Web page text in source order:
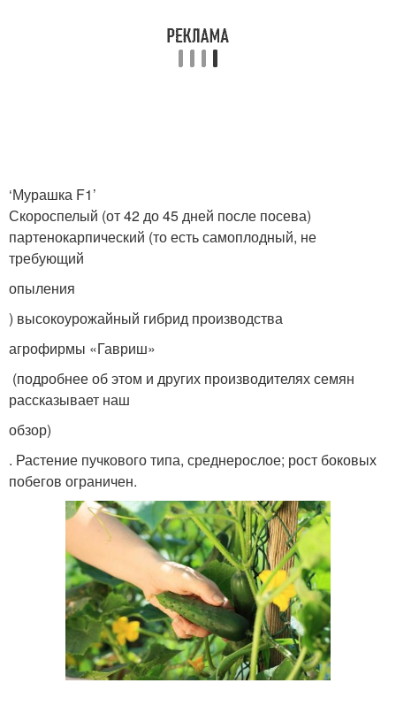
‘Мурашка F1’
Скороспелый (от 42 до 45 дней после посева)
партенокарпический (то есть самоплодный, не
требующий
опыления
) высокоурожайный гибрид производства
агрофирмы «Гавриш»
(подробнее об этом и других производителях семян
рассказывает наш
обзор)
. Растение пучкового типа, среднерослое; рост боковых
побегов ограничен.